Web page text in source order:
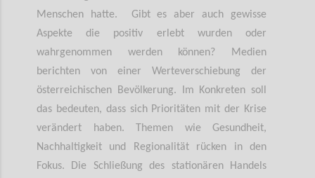
Menschen hatte. Gibt es aber auch gewisse
Aspekte die positiv erlebt wurden oder
wahrgenommen werden können? Medien
berichten von einer Werteverschiebung der
österreichischen Bevölkerung. Im Konkreten soll
das bedeuten, dass sich Prioritäten mit der Krise
verändert haben. Themen wie Gesundheit,
Nachhaltigkeit und Regionalität rücken in den
Fokus. Die Schließung des stationären Handels